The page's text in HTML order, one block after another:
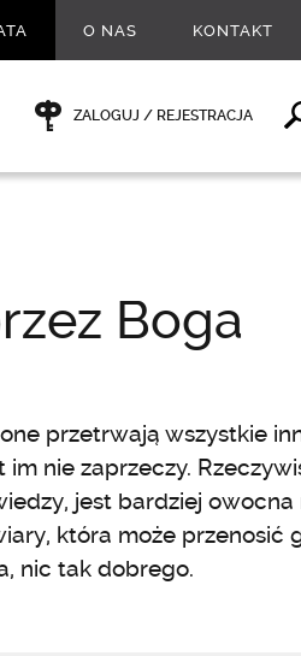
O NAS KONTAKT
ZALOGUJ / REJESTRACJA
Boga
przetrwają wszystkie
im nie zaprzeczy.
jest bardziej owocna
która może przenosić
nic tak dobrego.